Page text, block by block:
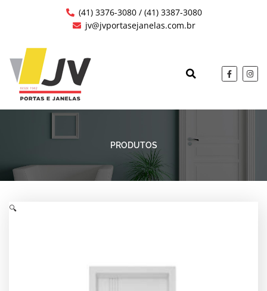
conteúdo
(41) 3376-3080 / (41) 3387-3080
jv@jvportasejanelas.com.br
F
a
c
o
I
n
s
g
PRODUTOS
🔍